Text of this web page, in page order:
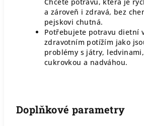
a zároveň i zdravá, bez
pejskovi chutná.
Potřebujete potravu dietní
zdravotním potížím jako
problémy s játry,
cukrovkou a nadváhou.
Doplňkové parametry